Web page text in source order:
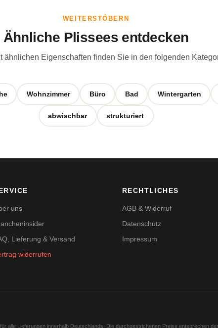
WEITERSTÖBERN
Ähnliche Plissees entdecken
ähnlichen Eigenschaften finden Sie in den folgenden
Wohnzimmer Büro Bad Wintergarten
abwischbar strukturiert
uns
Lieferung & Versand
widerrufen
RECHTLICHES
AGB & Widerruf
Datenschutz
Impressum
alle Lieferungen innerhalb Deutschlands. Die durchgestrichenen Preise entsprechen